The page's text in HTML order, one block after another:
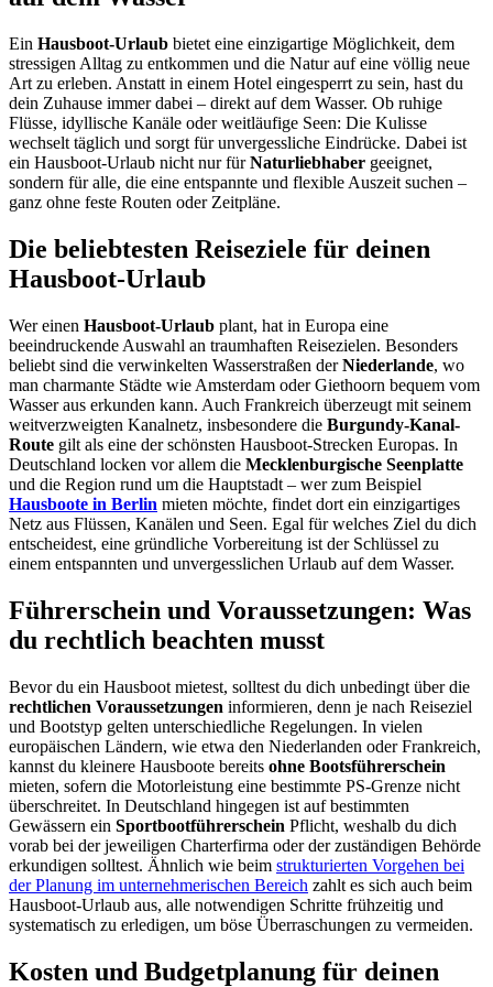
Ein Hausboot-Urlaub bietet eine einzigartige Möglichkeit, dem
stressigen Alltag zu entkommen und die Natur auf eine völlig neue
Art zu erleben. Anstatt in einem Hotel eingesperrt zu sein, hast du
dein Zuhause immer dabei – direkt auf dem Wasser. Ob ruhige
Flüsse, idyllische Kanäle oder weitläufige Seen: Die Kulisse
wechselt täglich und sorgt für unvergessliche Eindrücke. Dabei ist
ein Hausboot-Urlaub nicht nur fürNaturliebhaber geeignet,
sondern für alle, die eine entspannte und flexible Auszeit suchen –
ganz ohne feste Routen oder Zeitpläne.
Die beliebtesten Reiseziele für deinen
Hausboot-Urlaub
Wer einen Hausboot-Urlaub plant, hat in Europa eine
beeindruckende Auswahl an traumhaften Reisezielen. Besonders
beliebt sind die verwinkelten Wasserstraßen derNiederlande, wo
man charmante Städte wie Amsterdam oder Giethoorn bequem vom
Wasser aus erkunden kann. Auch Frankreich überzeugt mit seinem
weitverzweigten Kanalnetz, insbesondere die Burgundy-Kanal-
Route gilt als eine der schönsten Hausboot-Strecken Europas. In
Deutschland locken vor allem die Mecklenburgische Seenplatte
und die Region rund um die Hauptstadt – wer zum Beispiel
Hausboote in Berlin mieten möchte, findet dort ein einzigartiges
Netz aus Flüssen, Kanälen und Seen. Egal für welches Ziel du dich
entscheidest, eine gründliche Vorbereitung ist der Schlüssel zu
einem entspannten und unvergesslichen Urlaub auf dem Wasser.
Führerschein und Voraussetzungen: Was
du rechtlich beachten musst
Bevor du ein Hausboot mietest, solltest du dich unbedingt über die
rechtlichen Voraussetzungen informieren, denn je nach Reiseziel
und Bootstyp gelten unterschiedliche Regelungen. In vielen
europäischen Ländern, wie etwa den Niederlanden oder Frankreich,
kannst du kleinere Hausboote bereits ohne Bootsführerschein
mieten, sofern die Motorleistung eine bestimmte PS-Grenze nicht
überschreitet. In Deutschland hingegen ist auf bestimmten
Gewässern ein Sportbootführerschein Pflicht, weshalb du dich
vorab bei der jeweiligen Charterfirma oder der zuständigen Behörde
erkundigen solltest. Ähnlich wie beim strukturierten Vorgehen bei
der Planung im unternehmerischen Bereich zahlt es sich auch beim
Hausboot-Urlaub aus, alle notwendigen Schritte frühzeitig und
systematisch zu erledigen, um böse Überraschungen zu vermeiden.
Kosten und Budgetplanung für deinen